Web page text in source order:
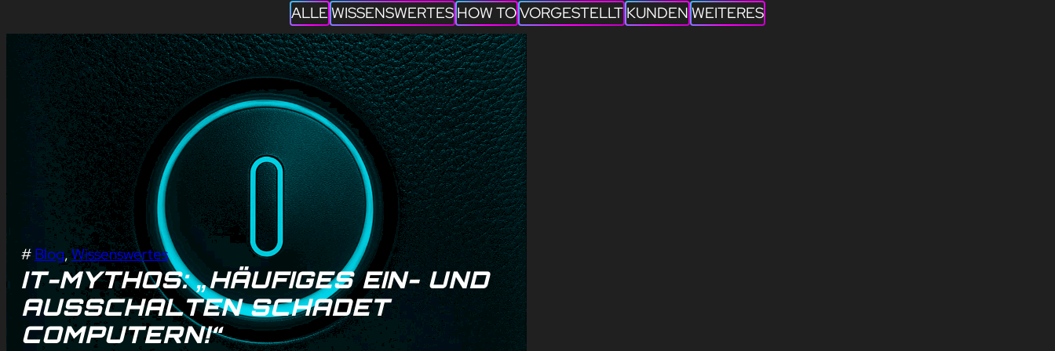
ALLE WISSENSWERTES HOW TOVORGESTELLT KUNDEN WEITERES
# Blog, Wissenswertes
IT-MYTHOS: „HÄUFIGES EIN- UND
AUSSCHALTEN SCHADET
COMPUTERN!“